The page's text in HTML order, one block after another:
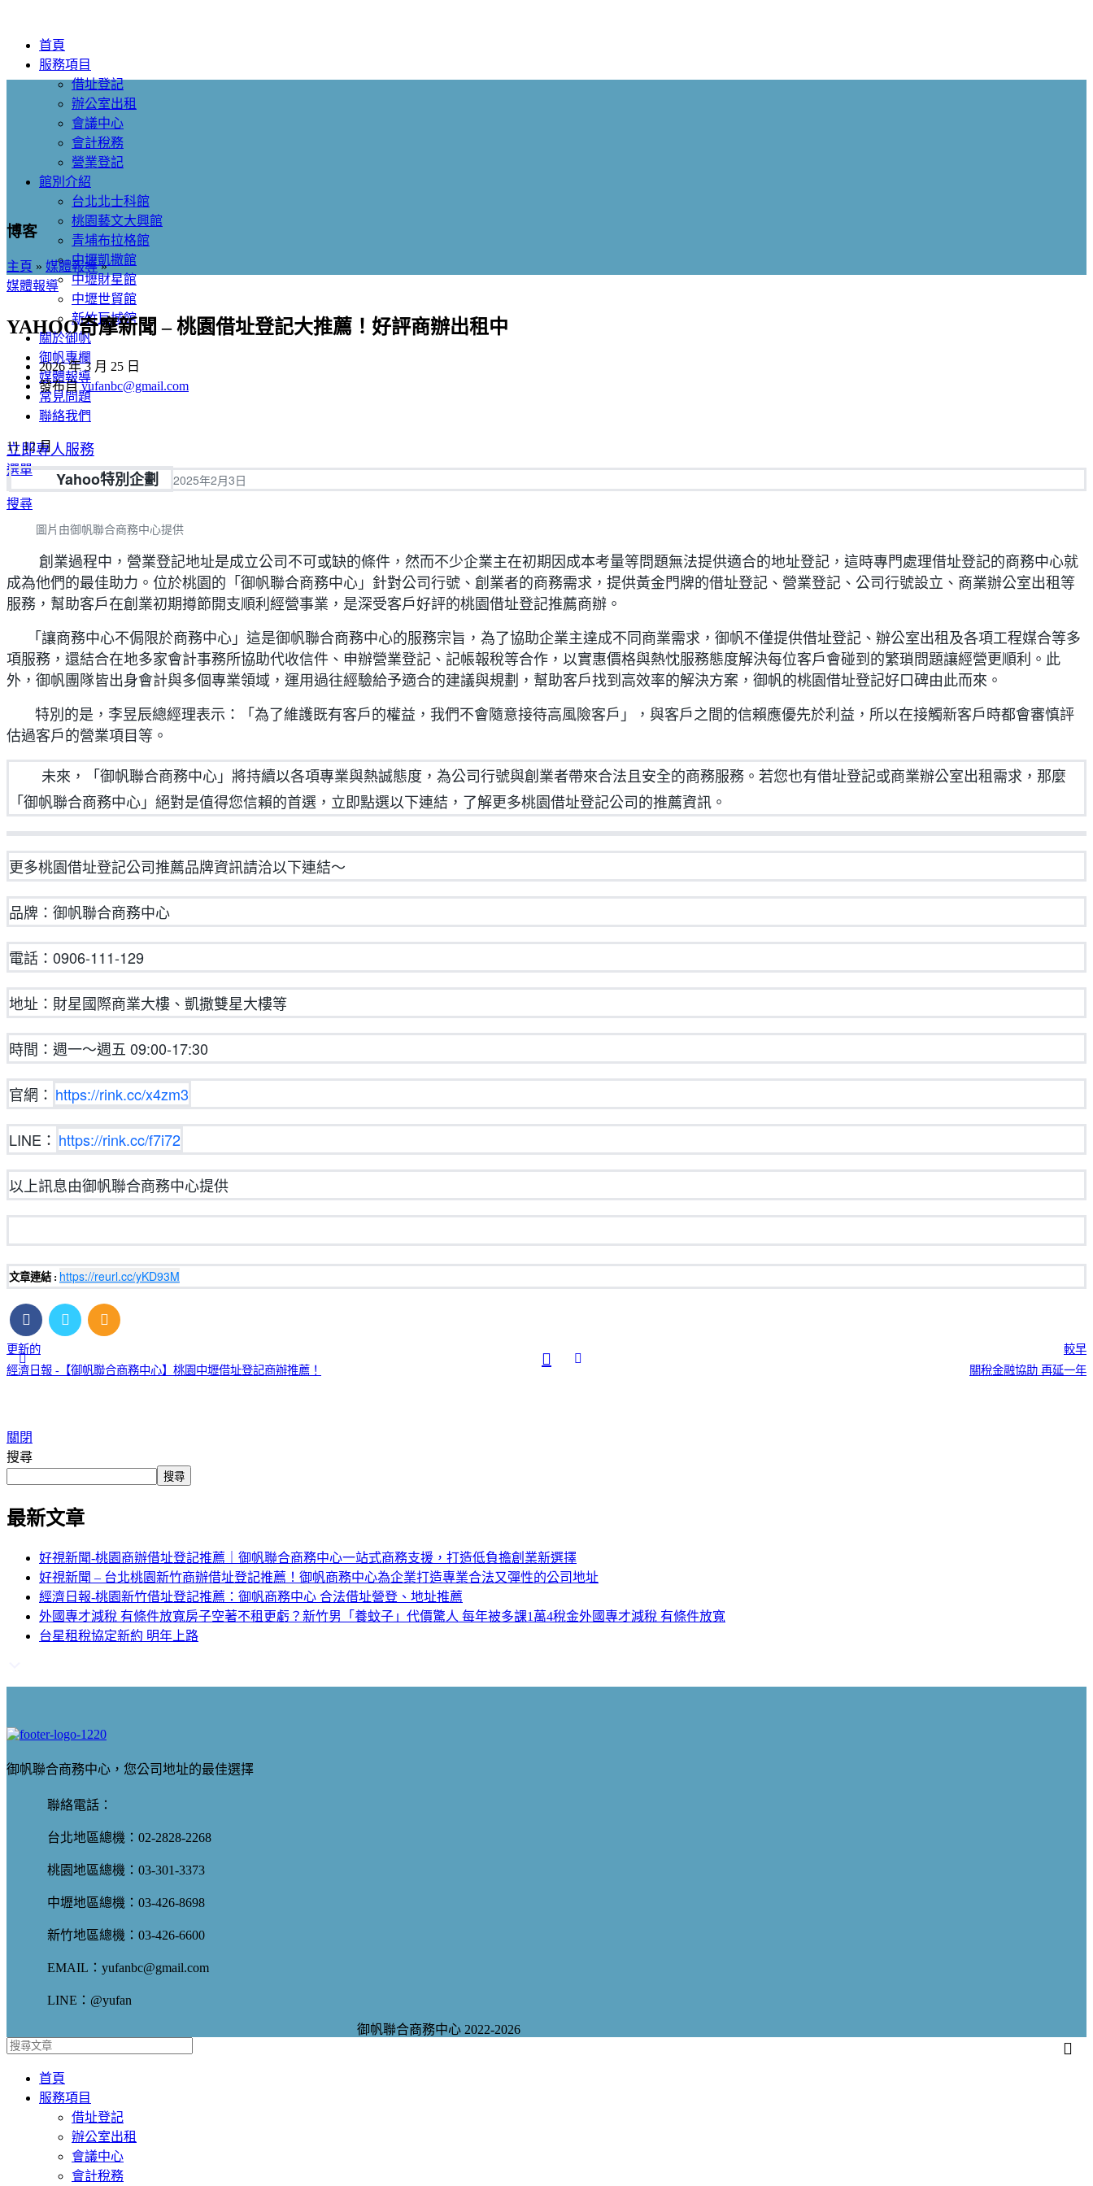
首頁
服務項目
借址登記
辦公室出租
會議中心
會計稅務
營業登記
館別介紹
台北北士科館
桃園藝文大興館
青埔布拉格館
中壢凱撒館
中壢財星館
中壢世貿館
新竹巨城館
關於御帆
御帆專欄
媒體報導
常見問題
聯絡我們
立即專人服務
選單
搜尋
博客
主頁 » 媒體報導»
媒體報導
YAHOO奇摩新聞 – 桃園借址登記大推薦！好評商辦出租中
2026 年 3 月 25 日
發布自 yufanbc@gmail.com
1112 月
Yahoo特別企劃 2025年2月3日
圖片由御帆聯合商務中心提供
創業過程中，營業登記地址是成立公司不可或缺的條件，然而不少企業主在初期因成本考量等問題無法提供適合的地址登記，這時專門處理借址登記的商務中心就
成為他們的最佳助力。位於桃園的「御帆聯合商務中心」針對公司行號、創業者的商務需求，提供黃金門牌的借址登記、營業登記、公司行號設立、商業辦公室出租等
服務，幫助客戶在創業初期撙節開支順利經營事業，是深受客戶好評的桃園借址登記推薦商辦。
「讓商務中心不侷限於商務中心」這是御帆聯合商務中心的服務宗旨，為了協助企業主達成不同商業需求，御帆不僅提供借址登記、辦公室出租及各項工程媒合等多
項服務，還結合在地多家會計事務所協助代收信件、申辦營業登記、記帳報稅等合作，以實惠價格與熱忱服務態度解決每位客戶會碰到的繁瑣問題讓經營更順利。此
外，御帆團隊皆出身會計與多個專業領域，運用過往經驗給予適合的建議與規劃，幫助客戶找到高效率的解決方案，御帆的桃園借址登記好口碑由此而來。
特別的是，李昱辰總經理表示：「為了維護既有客戶的權益，我們不會隨意接待高風險客戶」，與客戶之間的信賴應優先於利益，所以在接觸新客戶時都會審慎評
估過客戶的營業項目等。
未來，「御帆聯合商務中心」將持續以各項專業與熱誠態度，為公司行號與創業者帶來合法且安全的商務服務。若您也有借址登記或商業辦公室出租需求，那麼
「御帆聯合商務中心」絕對是值得您信賴的首選，立即點選以下連結，了解更多桃園借址登記公司的推薦資訊。
更多桃園借址登記公司推薦品牌資訊請洽以下連結～
品牌：御帆聯合商務中心
電話：0906-111-129
地址：財星國際商業大樓、凱撒雙星大樓等
時間：週一～週五 09:00-17:30
官網： https://rink.cc/x4zm3
LINE： https://rink.cc/f7i72
以上訊息由御帆聯合商務中心提供
文章連結 : https://reurl.cc/yKD93M
更新的
經濟日報 -【御帆聯合商務中心】桃園中壢借址登記商辦推薦！
較早
關稅金融協助 再延一年
關閉
搜尋
搜尋
最新文章
好視新聞-桃園商辦借址登記推薦｜御帆聯合商務中心一站式商務支援，打造低負擔創業新選擇
好視新聞 – 台北桃園新竹商辦借址登記推薦！御帆商務中心為企業打造專業合法又彈性的公司地址
經濟日報-桃園新竹借址登記推薦：御帆商務中心 合法借址營登、地址推薦
外國專才減稅 有條件放寬房子空著不租更虧？新竹男「養蚊子」代價驚人 每年被多課1萬4稅金外國專才減稅 有條件放寬
台星租稅協定新約 明年上路
御帆聯合商務中心，您公司地址的最佳選擇
聯絡電話：
台北地區總機：02-2828-2268
桃園地區總機：03-301-3373
中壢地區總機：03-426-8698
新竹地區總機：03-426-6600
EMAIL：yufanbc@gmail.com
LINE：@yufan
御帆聯合商務中心2022-2026
首頁
服務項目
借址登記
辦公室出租
會議中心
會計稅務